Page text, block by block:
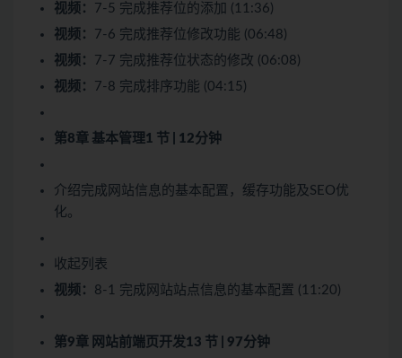
视频：
7-5 完成推荐位的添加 (11:36)
视频：
7-6 完成推荐位修改功能 (06:48)
视频：
7-7 完成推荐位状态的修改 (06:08)
视频：
7-8 完成排序功能 (04:15)
第8章 基本管理1 节 | 12分钟
介绍完成网站信息的基本配置，缓存功能及SEO优
化。
收起列表
视频： 8-1 完成网站站点信息的基本配置 (11:20)
第9章 网站前端页开发13 节 | 97分钟